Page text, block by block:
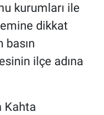
kurumları ile
dikkat
ilçe adına
Kahta